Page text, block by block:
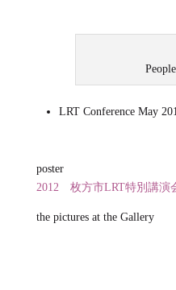
LRT Conference May
poster
2012 枚方市LRT特別講演
the pictures at the Gallery